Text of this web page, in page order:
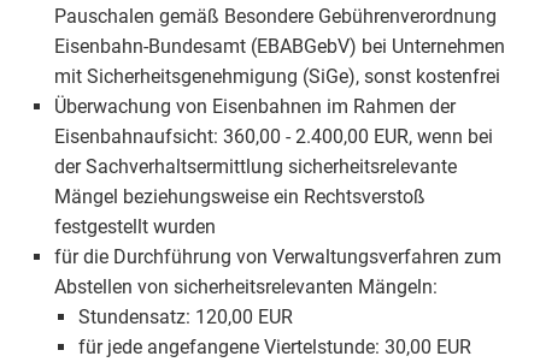
Pauschalen gemäß Besondere Gebührenverordnung
Eisenbahn-Bundesamt (EBABGebV) bei Unternehmen
mit Sicherheitsgenehmigung (SiGe), sonst kostenfrei
Überwachung von Eisenbahnen im Rahmen der
Eisenbahnaufsicht: 360,00 - 2.400,00 EUR, wenn bei
der Sachverhaltsermittlung sicherheitsrelevante
Mängel beziehungsweise ein Rechtsverstoß
festgestellt wurden
für die Durchführung von Verwaltungsverfahren zum
Abstellen von sicherheitsrelevanten Mängeln:
Stundensatz: 120,00 EUR
für jede angefangene Viertelstunde: 30,00 EUR